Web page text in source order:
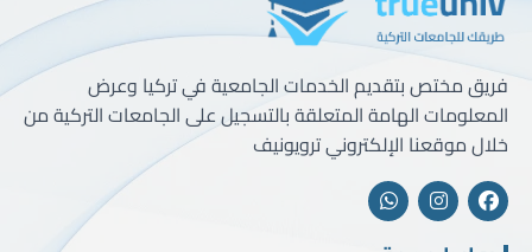
فريق مختص بتقديم الخدمات الجامعية في تركيا وعرض
المعلومات الهامة المتعلقة بالتسجيل على الجامعات التركية من
خلال موقعنا الإلكتروني ترويونيف